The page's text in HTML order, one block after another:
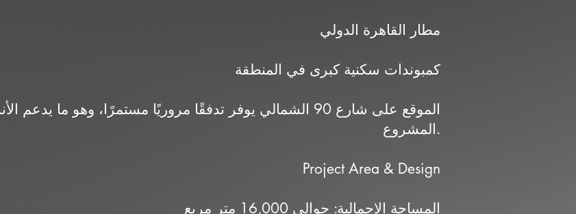
مطار القاهرة الدولي
كمبوندات سكنية كبرى في المنطقة
الموقع على شارع 90 الشمالي يوفر تدفقًا مروريًا مستمرًا، وهو ما
المشروع.
Project Area & Design
المساحة الإجمالية: حوالي 16,000 متر مربع